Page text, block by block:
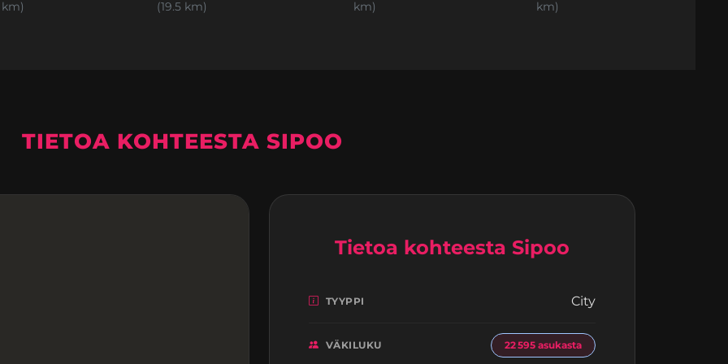
km) (19.5 km)
km)
km)
TIETOA KOHTEESTA SIPOO
Tietoa kohteesta Sipoo
TYYPPI City
VÄKILUKU 22 595 asukasta